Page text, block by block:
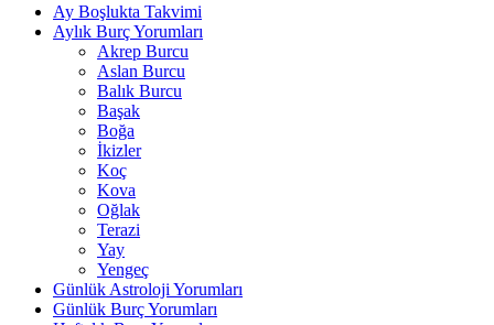
Ay Boşlukta Takvimi
Aylık Burç Yorumları
Akrep Burcu
Aslan Burcu
Balık Burcu
Başak
Boğa
İkizler
Koç
Kova
Oğlak
Terazi
Yay
Yengeç
Günlük Astroloji Yorumları
Günlük Burç Yorumları